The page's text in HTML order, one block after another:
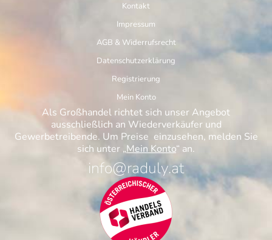
Kontakt
Impressum
AGB & Widerrufsrecht
Datenschutzerklärung
Registrierung
Mein Konto
Als Großhandel richtet sich unser Angebot
ausschließlich an Wiederverkäufer und
Gewerbetreibende. Um Preise einzusehen, melden Sie
sich unter „Mein Konto“ an.
info@raduly.at